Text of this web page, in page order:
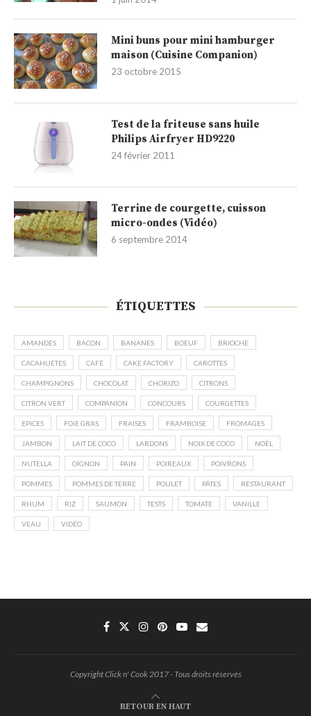
Mini buns pour mini hamburger
maison (Cuisine Companion)
23 octobre 2015
Test de la friteuse sans huile
Philips Airfryer HD9220
24 février 2011
Terrine de courgette, cuisson
micro-ondes (Vidéo)
6 septembre 2014
ÉTIQUETTES
AMANDES BACON BANANES BOEUF BRIOCHE
CACAHUÈTES CAFÉ CAKE FACTORY CAROTTES
CHAMPIGNONS CHOCOLAT CHORIZO CITRONS
CITRON VERT COMPANION CONCOURS COURGETTES
EPICES FOIE GRAS FRAISES FRAMBOISE FROMAGES
JAMBON LAIT DE COCO LARDONS NOIX DE COCO NOËL
NUTELLA OIGNON PAIN POIREAUX POIVRONS
POMMES POMMES DE TERRE POULET PÂTES RESTAURANT
RHUM RIZ SAUMON TESTS TOMATE VANILLE
VEAU VIDÉO
Copyright Click n' Cook 2017 - Tous droits réservés
RETOUR EN HAUT